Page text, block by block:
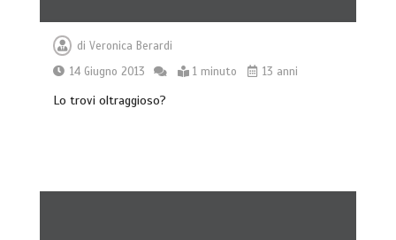
diVeronica Berardi
14 Giugno 2013
1 minuto 13 anni
Lo trovi oltraggioso?